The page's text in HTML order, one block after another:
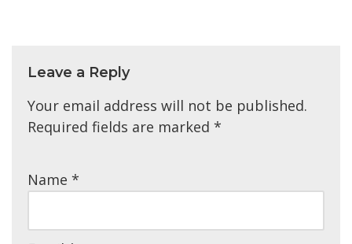
Leave a Reply
Your email address will not be published.
Required fields are marked *
Name *